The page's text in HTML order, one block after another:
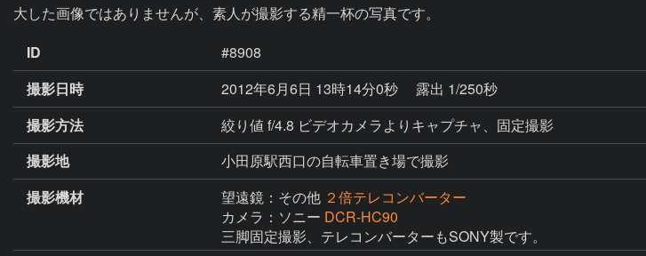
大した画像ではありませんが、素人が撮影する精一杯の写真です。
ID
#8908
撮影日時
2012年6月6日 13時14分0秒
露出 1/250秒
撮影方法
絞り値 f/4.8 ビデオカメラよりキャプチャ、固定撮影
撮影地
小田原駅西口の自転車置き場で撮影
撮影機材
望遠鏡：その他 ２倍テレコンバーター
カメラ：ソニー DCR-HC90
三脚固定撮影、テレコンバーターもSONY製です。